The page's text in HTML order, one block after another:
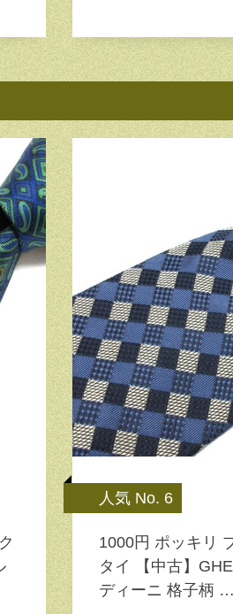
人気 No. 6
1000円 ポッキリ
タイ 【中古】
ディーニ 格子柄 …